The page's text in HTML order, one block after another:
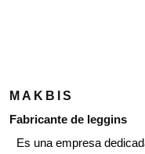
MAKBIS
Fabricante de leggins
Es una empresa